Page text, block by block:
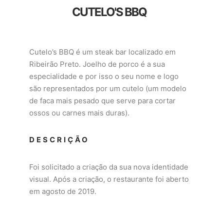
CUTELO'S BBQ
Cutelo’s BBQ é um steak bar localizado em
Ribeirão Preto. Joelho de porco é a sua
especialidade e por isso o seu nome e logo
são representados por um cutelo (um modelo
de faca mais pesado que serve para cortar
ossos ou carnes mais duras).
DESCRIÇÃO
Foi solicitado a criação da sua nova identidade
visual. Após a criação, o restaurante foi aberto
em agosto de 2019.